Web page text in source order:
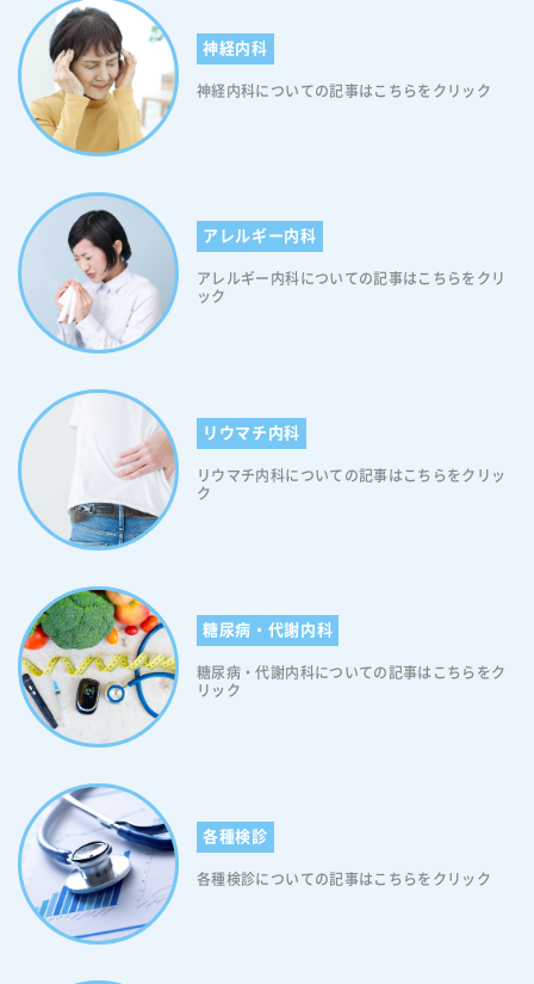
神経内科
神経内科についての記事はこちらをクリック
アレルギー内科
アレルギー内科についての記事はこちらをクリ
ック
リウマチ内科
リウマチ内科についての記事はこちらをクリッ
ク
糖尿病・代謝内科
糖尿病・代謝内科についての記事はこちらをク
リック
各種検診
各種検診についての記事はこちらをクリック